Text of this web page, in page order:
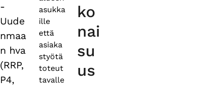
-
Uude
nmaa
n hva
(RRP,
P4,
asukka
ille
että
asiaka
styötä
toteut
tavalle
ko
nai
su
us